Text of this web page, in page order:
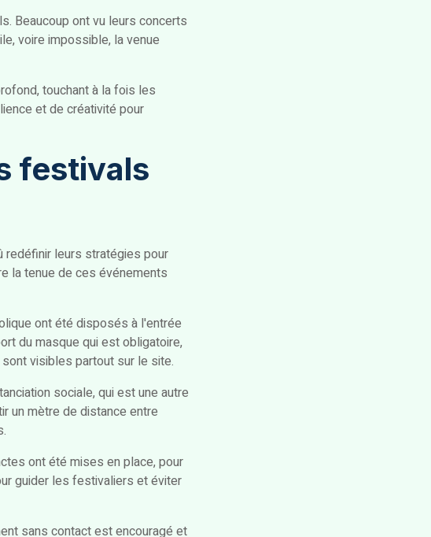
Beaucoup ont vu leurs concerts
voire impossible, la venue
touchant à la fois les
et de créativité pour
festivals
redéfinir leurs stratégies pour
la tenue de ces événements
ont été disposés à l'entrée
du masque qui est obligatoire,
visibles partout sur le site.
sociale, qui est une autre
un mètre de distance entre
ont été mises en place, pour
guider les festivaliers et éviter
sans contact est encouragé et